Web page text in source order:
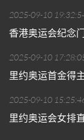
2025-09-10
香港奥运会纪念
2025-09-10
里约奥运首金得
2025-09-10
里约奥运会女排